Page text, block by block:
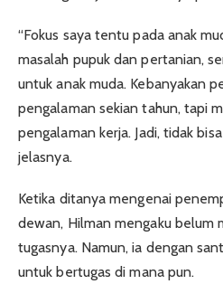
“Fokus saya tentu pada anak
masalah pupuk dan pertanian,
untuk anak muda. Kebanyakan
pengalaman sekian tahun, tapi
pengalaman kerja. Jadi, tidak
jelasnya.
Ketika ditanya mengenai
dewan, Hilman mengaku belum
tugasnya. Namun, ia dengan
untuk bertugas di mana pun.